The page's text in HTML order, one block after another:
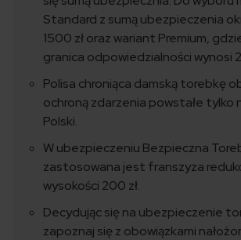
Standard z sumą ubezpieczenia
1500 zł oraz wariant Premium,
granica odpowiedzialności wynosi
Polisa chroniąca damską torebkę
ochroną zdarzenia powstałe tylko
Polski.
W ubezpieczeniu Bezpieczna
zastosowana jest franszyza
wysokości 200 zł.
Decydując się na ubezpieczenie
zapoznaj się z obowiązkami